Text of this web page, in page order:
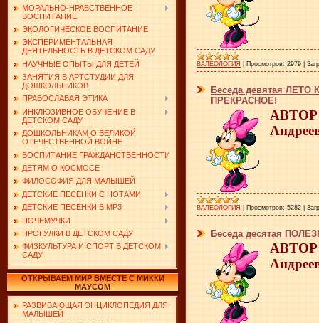
МОРАЛЬНО-НРАВСТВЕННОЕ
ВОСПИТАНИЕ
ЭКОЛОГИЧЕСКОЕ ВОСПИТАНИЕ
ЭКСПЕРИМЕНТАЛЬНАЯ
ДЕЯТЕЛЬНОСТЬ В ДЕТСКОМ САДУ
НАУЧНЫЕ ОПЫТЫ ДЛЯ ДЕТЕЙ
ЗАНЯТИЯ В АРТСТУДИИ ДЛЯ
ДОШКОЛЬНИКОВ
ПРАВОСЛАВАЯ ЭТИКА
ИНКЛЮЗИВНОЕ ОБУЧЕНИЕ В
ДЕТСКОМ САДУ
ДОШКОЛЬНИКАМ О ВЕЛИКОЙ
ОТЕЧЕСТВЕННОЙ ВОЙНЕ
ВОСПИТАНИЕ ГРАЖДАНСТВЕННОСТИ
ДЕТЯМ О КОСМОСЕ
ФИЛОСОФИЯ ДЛЯ МАЛЫШЕЙ
ДЕТСКИЕ ПЕСЕНКИ С НОТАМИ
ДЕТСКИЕ ПЕСЕНКИ В MP3
ПОЧЕМУЧКИ
ПРОГУЛКИ В ДЕТСКОМ САДУ
ФИЗКУЛЬТУРА И СПОРТ В ДЕТСКОМ
САДУ
ОТКРЫВАЕМ МИР ВМЕСТЕ С МИККИ
МАУСОМ
РАЗВИВАЮЩАЯ ЭНЦИКЛОПЕДИЯ ДЛЯ
МАЛЫШЕЙ
ВАЛЕОЛОГИЯ Просмотров: 2979
Беседа девятая
ПРЕКРАСНОЕ!
ВАЛЕОЛОГИЯ Просмотров: 5282
Беседа десятая